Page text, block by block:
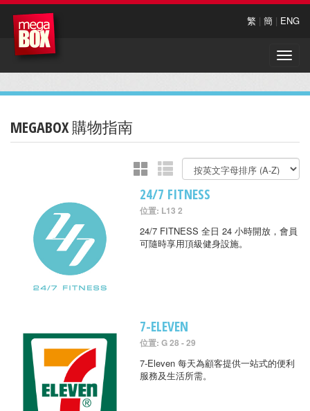
繁 | 簡 | ENG
Toggle
MEGABOX 購物指南
24/7 FITNESS
位置: L13 2
24/7 FITNESS 全日 24 小時開放，會員
可隨時享用頂級健身設施。
7-ELEVEN
位置: G 28 - 29
7-Eleven 每天為顧客提供一站式的便利
服務及生活所需。